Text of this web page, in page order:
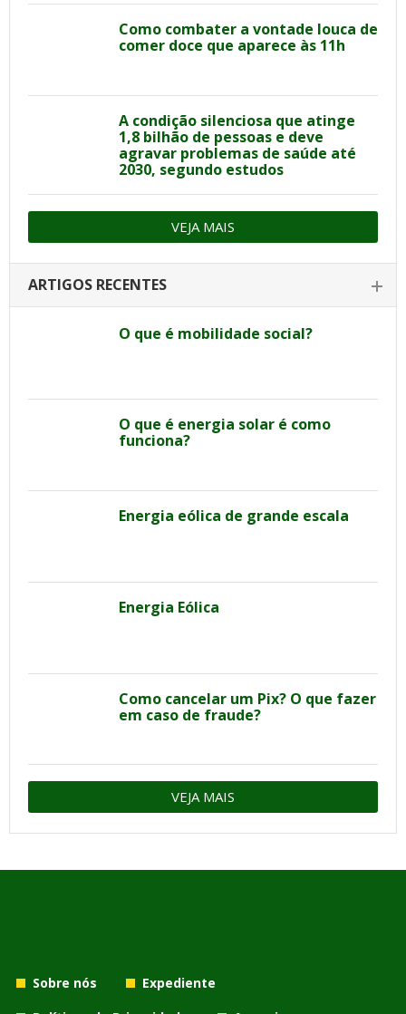
Como combater a vontade louca de
comer doce que aparece às 11h
A condição silenciosa que atinge
1,8 bilhão de pessoas e deve
agravar problemas de saúde até
2030, segundo estudos
VEJA MAIS
ARTIGOS RECENTES
O que é mobilidade social?
O que é energia solar é como
funciona?
Energia eólica de grande escala
Energia Eólica
Como cancelar um Pix? O que fazer
em caso de fraude?
VEJA MAIS
Sobre nós
Expediente